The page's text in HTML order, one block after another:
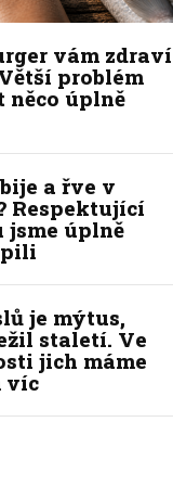
vám zdraví
problém
něco úplně
a řve v
Respektující
úplně
je mýtus,
staletí. Ve
jich máme
víc